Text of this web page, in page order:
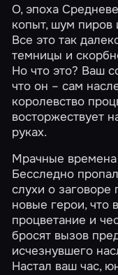
О, эпоха
копыт, шум
Все это так
темницы и
Но что это? Ваш
что он – сам
королевство
восторжествует
руках.
Мрачные времена
Бесследно
слухи о заговоре
новые герои, что
процветание и
бросят вызов
исчезнувшего
Настал ваш час,